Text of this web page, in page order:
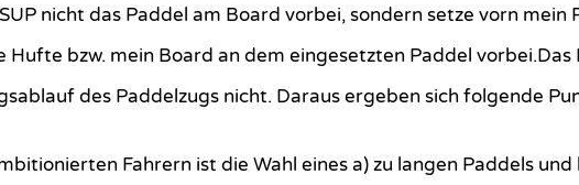
nicht das Paddel am Board vorbei, sondern setze vorn
Hufte bzw. mein Board an dem eingesetzten Paddel
des Paddelzugs nicht. Daraus ergeben sich folgende
Fahrern ist die Wahl eines a) zu langen Paddels